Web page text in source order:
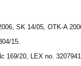
SK 14/05, OTK-A
15.
169/20, LEX no. 3207941.